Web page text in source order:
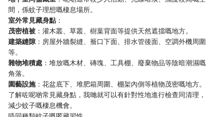
間，係蚊子理想嘅棲息場所。
​室外常見藏身點​ ​：
​茂密植被​ ​：灌木叢、草叢、樹葉背面等提供天然遮擋嘅地方。
​建築縫隙​​：房屋外牆裂縫、簷口下面、排水管後面、空調外機周圍
等。
​雜物堆積處​ ​：堆放嘅木材、磚塊、工具棚、廢棄物品等陰暗潮濕嘅
角落。
​園藝設施​​：花盆底下、堆肥箱周圍、棚架內側等植物茂密嘅地方。
了解咗呢啲常見藏身點，我哋就可以有針對性地進行檢查同清理，
減少蚊子嘅棲息機會。